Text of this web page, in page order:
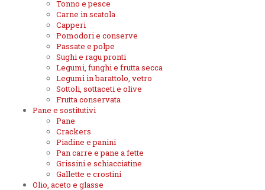
Tonno e pesce
Carne in scatola
Capperi
Pomodori e conserve
Passate e polpe
Sughi e ragu pronti
Legumi, funghi e frutta secca
Legumi in barattolo, vetro
Sottoli, sottaceti e olive
Frutta conservata
Pane e sostitutivi
Pane
Crackers
Piadine e panini
Pan carre e pane a fette
Grissini e schiacciatine
Gallette e crostini
Olio, aceto e glasse